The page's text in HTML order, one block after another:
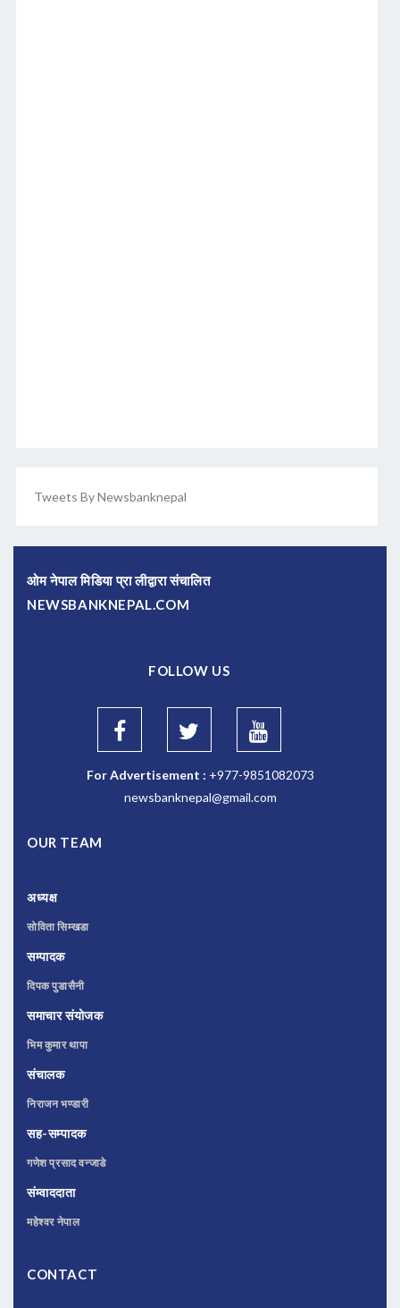
Tweets By Newsbanknepal
ओम नेपाल मिडिया प्रा लीद्वारा संचालित
NEWSBANKNEPAL.COM
FOLLOW US
For Advertisement : +977-9851082073
newsbanknepal@gmail.com
OUR TEAM
अध्यक्ष
सोविता सिम्खडा
सम्पादक
दिपक पुडासैनी
समाचार संयोजक
भिम कुमार थापा
संचालक
निराजन भण्डारी
सह-सम्पादक
गणेश प्रसाद वन्जाडे
संम्वाददाता
महेश्वर नेपाल
CONTACT